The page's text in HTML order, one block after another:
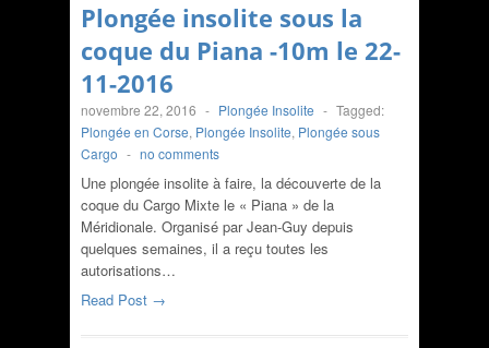
Plongée insolite sous la
coque du Piana -10m le 22-
11-2016
novembre 22, 2016 - Plongée Insolite - Tagged:
Plongée en Corse, Plongée Insolite, Plongée sous
Cargo - no comments
Une plongée insolite à faire, la découverte de la
coque du Cargo Mixte le « Piana » de la
Méridionale. Organisé par Jean-Guy depuis
quelques semaines, il a reçu toutes les
autorisations…
Read Post →